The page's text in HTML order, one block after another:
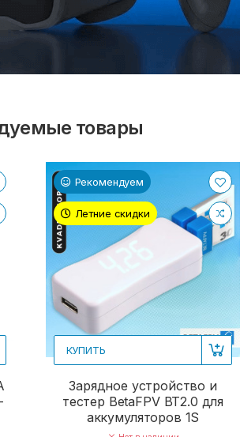
товары
Рекомендуем
Летние скидки
КУПИТЬ
Зарядное устройство и
тестер BetaFPV BT2.0 для
аккумуляторов 1S